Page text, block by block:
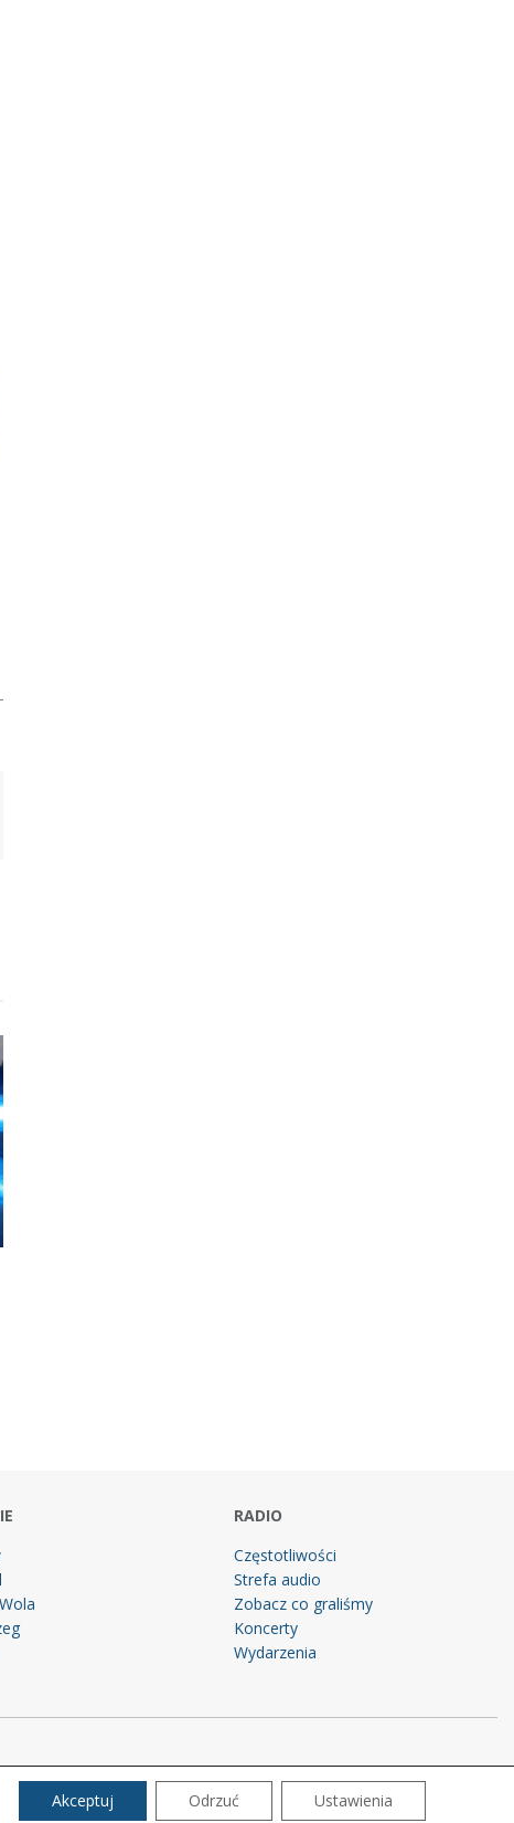
RADIO
Częstotliwości
Strefa audio
Zobacz co graliśmy
Koncerty
Wydarzenia
Akceptuj Odrzuć Ustawienia